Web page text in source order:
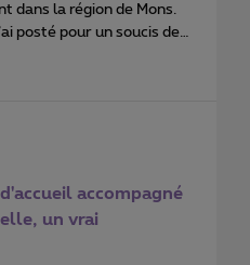
dans la région de Mons.
posté pour un soucis de
rubrique. En espérant
accompagné
un vrai